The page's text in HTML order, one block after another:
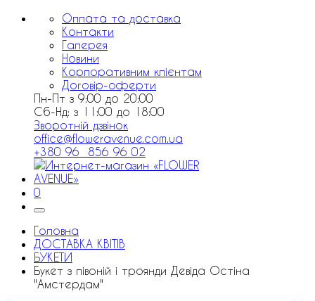
Оплата та доставка
Контакти
Галерея
Новини
Корпоративним клієнтам
Договір-оферти
Пн-Пт з 9:00 до 20:00
Сб-Нд: з 11:00 до 18:00
Зворотній дзвінок
office@floweravenue.com.ua
+380 96 856 96 02
0
Головна
ДОСТАВКА КВІТІВ
БУКЕТИ
Букет з півоній і троянди Девіда Остіна
"Амстердам"